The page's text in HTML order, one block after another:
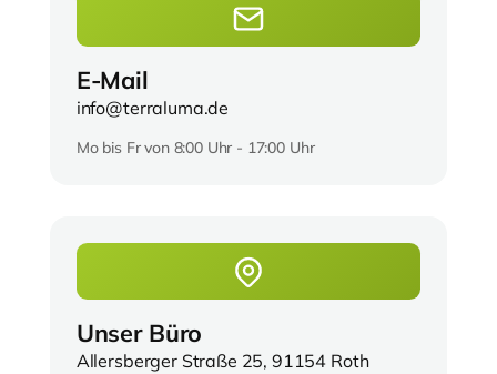
E-Mail
info@terraluma.de
Mo bis Fr von 8:00 Uhr - 17:00 Uhr
Unser Büro
Allersberger Straße 25, 91154 Roth